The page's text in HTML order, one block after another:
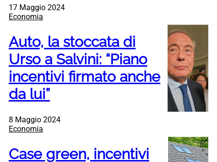
17 Maggio 2024
Economia
Auto, la stoccata di
Urso a Salvini: “Piano
incentivi firmato anche
da lui”
8 Maggio 2024
Economia
Case green, incentivi